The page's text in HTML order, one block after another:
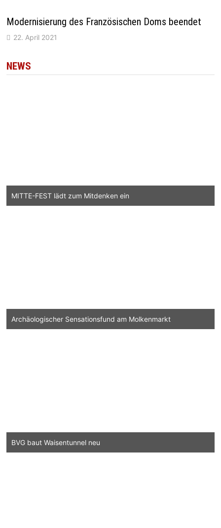
Modernisierung des Französischen Doms beendet
22. April 2021
NEWS
MITTE-FEST lädt zum Mitdenken ein
Archäologischer Sensationsfund am Molkenmarkt
BVG baut Waisentunnel neu